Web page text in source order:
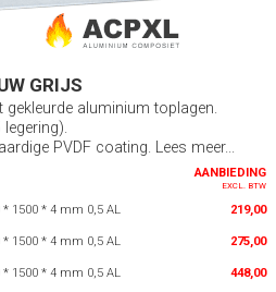
GRIJS
aluminium toplagen.
PVDF coating. Lees meer...
AANBIEDING
EXCL. BTW
* 1500 * 4 mm 0,5 AL 219,00
* 1500 * 4 mm 0,5 AL 275,00
* 1500 * 4 mm 0,5 AL 448,00